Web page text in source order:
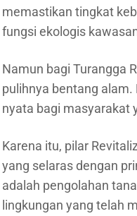
memastikan tingkat
fungsi ekologis
Namun bagi Turangga
pulihnya bentang
nyata bagi masyarakat
Karena itu, pilar
yang selaras dengan
adalah pengolahan
lingkungan yang telah